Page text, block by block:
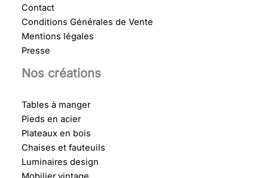
Contact
Conditions Générales de Vente
Mentions légales
Presse
Nos créations
Tables à manger
Pieds en acier
Plateaux en bois
Chaises et fauteuils
Luminaires design